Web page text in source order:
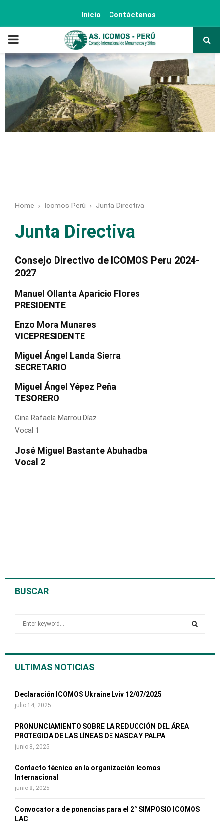
Inicio Contáctenos
PRIMARY
MENU
Home Icomos Perú Junta Directiva
Junta Directiva
Consejo Directivo de ICOMOS Peru 2024-
2027
Manuel Ollanta Aparicio Flores
PRESIDENTE
Enzo Mora Munares
VICEPRESIDENTE
Miguel Ángel Landa Sierra
SECRETARIO
Miguel Ángel Yépez Peña
TESORERO
Gina Rafaela Marrou Díaz
Vocal 1
José Miguel Bastante Abuhadba
Vocal 2
BUSCAR
h
o
r
ULTIMAS NOTICIAS
Declaración ICOMOS Ukraine Lviv 12/07/2025
julio 14, 2025
PRONUNCIAMIENTO SOBRE LA REDUCCIÓN DEL ÁREA
PROTEGIDA DE LAS LÍNEAS DE NASCA Y PALPA
junio 8, 2025
Contacto técnico en la organización Icomos
Internacional
junio 8, 2025
Convocatoria de ponencias para el 2° SIMPOSIO ICOMOS
LAC